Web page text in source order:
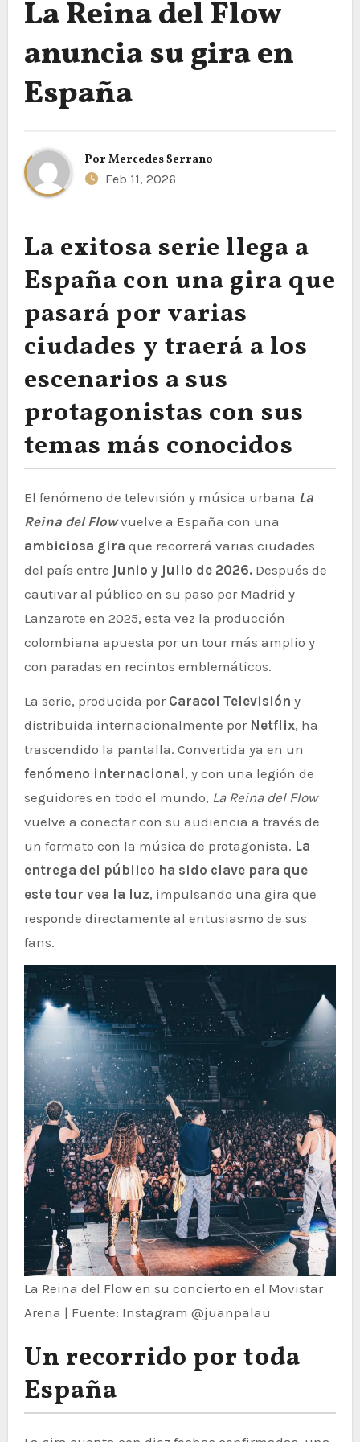
La Reina del Flow
anuncia su gira en
España
Por Mercedes Serrano
Feb 11, 2026
La exitosa serie llega a
España con una gira que
pasará por varias
ciudades y traerá a los
escenarios a sus
protagonistas con sus
temas más conocidos
El fenómeno de televisión y música urbana La
Reina del Flowvuelve a España con una
ambiciosa gira que recorrerá varias ciudades
del país entre junio y julio de 2026.Después de
cautivar al público en su paso por Madrid y
Lanzarote en 2025, esta vez la producción
colombiana apuesta por un tour más amplio y
con paradas en recintos emblemáticos.
La serie, producida por Caracol Televisión y
distribuida internacionalmente por Netflix, ha
trascendido la pantalla. Convertida ya en un
fenómeno internacional, y con una legión de
seguidores en todo el mundo, La Reina del Flow
vuelve a conectar con su audiencia a través de
un formato con la música de protagonista. La
entrega del público ha sido clave para que
este tour vea la luz, impulsando una gira que
responde directamente al entusiasmo de sus
fans.
La Reina del Flow en su concierto en el Movistar
Arena | Fuente: Instagram @juanpalau
Un recorrido por toda
España